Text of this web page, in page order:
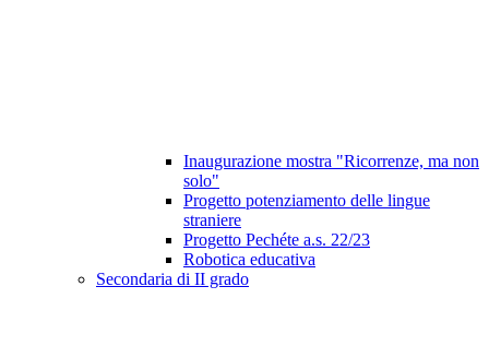
Inaugurazione mostra "Ricorrenze, ma non
solo"
Progetto potenziamento delle lingue
straniere
Progetto Pechéte a.s. 22/23
Robotica educativa
Secondaria di II grado